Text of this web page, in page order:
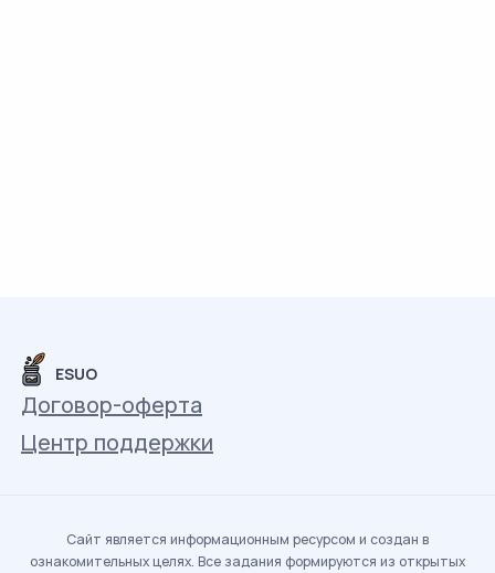
ESUO
Договор-оферта
Центр поддержки
Сайт является информационным ресурсом и создан в
ознакомительных целях. Все задания формируются из открытых